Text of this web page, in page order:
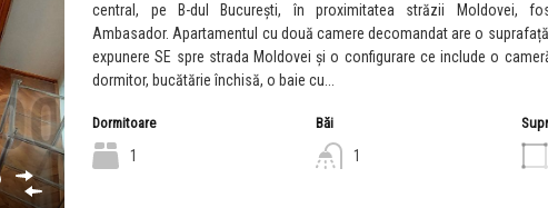
central, pe B-dul București, în proximitatea străzii Moldovei,
Ambasador. Apartamentul cu două camere decomandat are o suprafață
expunere SE spre strada Moldovei și o configurare ce include o
dormitor, bucătărie închisă, o baie cu...
Dormitoare
1
Băi
1